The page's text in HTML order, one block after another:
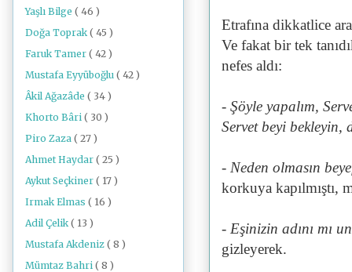
Etrafına dikkatlice
Ve fakat bir tek
nefes aldı:
- Şöyle yapalım,
Servet beyi bekleyin,
- Neden olmasın
korkuya kapılmıştı,
- Eşinizin adını mı
gizleyerek.
Yaşlı Bilge ( 46 )
Doğa Toprak ( 45 )
Faruk Tamer ( 42 )
Mustafa Eyyüboğlu ( 42 )
Âkil Ağazâde ( 34 )
Khorto Bâri ( 30 )
Piro Zaza ( 27 )
Ahmet Haydar ( 25 )
Aykut Seçkiner ( 17 )
Irmak Elmas ( 16 )
Adil Çelik ( 13 )
Mustafa Akdeniz ( 8 )
Mümtaz Bahri ( 8 )